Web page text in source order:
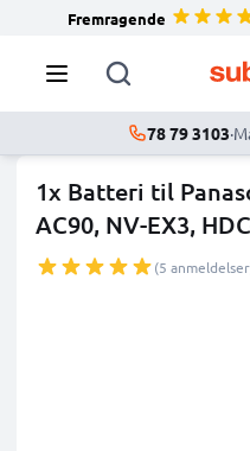
Fremragende
78 79 3103·
1x Batteri til
AC90, NV-EX3,
(5